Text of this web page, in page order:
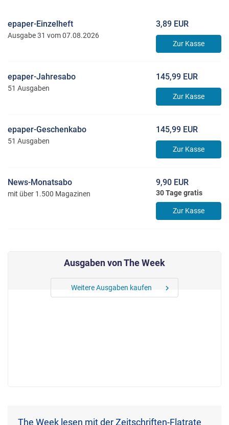
epaper-Einzelheft
Ausgabe 31 vom 07.08.2026
3,89 EUR
Zur Kasse
epaper-Jahresabo
51 Ausgaben
145,99 EUR
Zur Kasse
epaper-Geschenkabo
51 Ausgaben
145,99 EUR
Zur Kasse
News-Monatsabo
mit über 1.500 Magazinen
9,90 EUR
30 Tage gratis
Zur Kasse
Ausgaben von The Week
Weitere Ausgaben kaufen chevron_right
The Week lesen mit der Zeitschriften-Flatrate